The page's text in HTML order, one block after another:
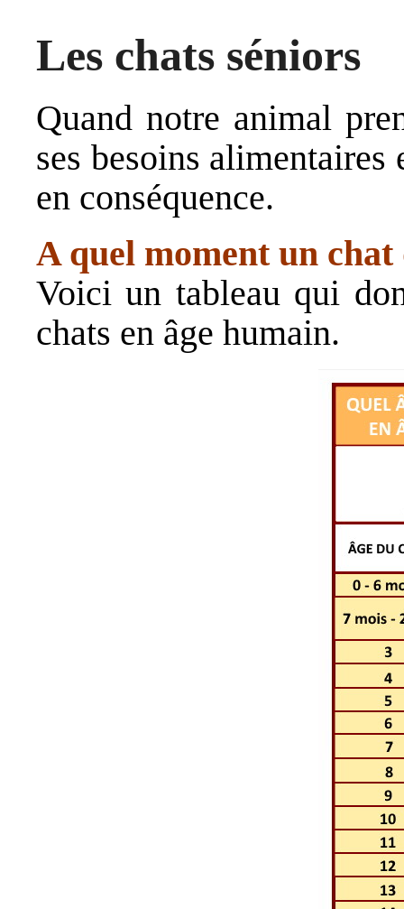
Les chats séniors
Quand notre animal
ses besoins alimentaires
en conséquence.
A quel moment un
Voici un tableau qui
chats en âge humain.